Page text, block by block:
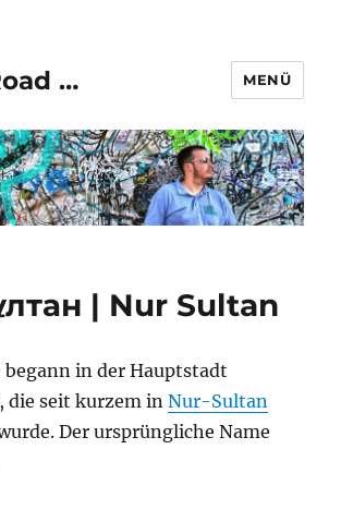
… MENÜ
| Nur Sultan
begann in der Hauptstadt
die seit kurzem inNur-Sultan
Der ursprüngliche Name